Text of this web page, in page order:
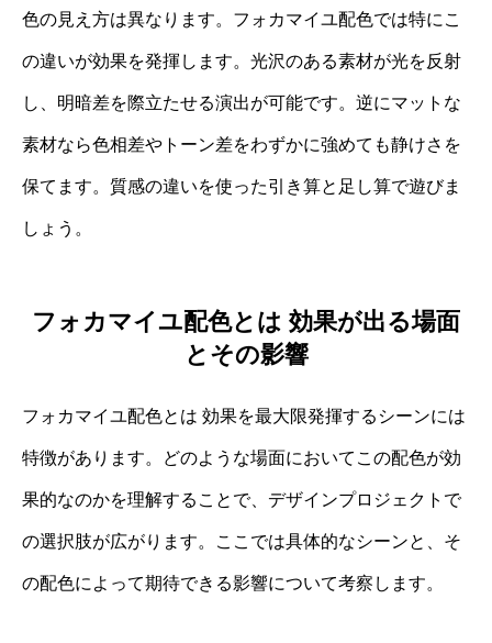
色の見え方は異なります。フォカマイユ配色では特にこ
の違いが効果を発揮します。光沢のある素材が光を反射
し、明暗差を際立たせる演出が可能です。逆にマットな
素材なら色相差やトーン差をわずかに強めても静けさを
保てます。質感の違いを使った引き算と足し算で遊びま
しょう。
フォカマイユ配色とは 効果が出る場面
とその影響
フォカマイユ配色とは 効果を最大限発揮するシーンには
特徴があります。どのような場面においてこの配色が効
果的なのかを理解することで、デザインプロジェクトで
の選択肢が広がります。ここでは具体的なシーンと、そ
の配色によって期待できる影響について考察します。